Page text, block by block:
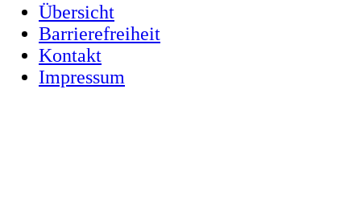
Übersicht
Barrierefreiheit
Kontakt
Impressum